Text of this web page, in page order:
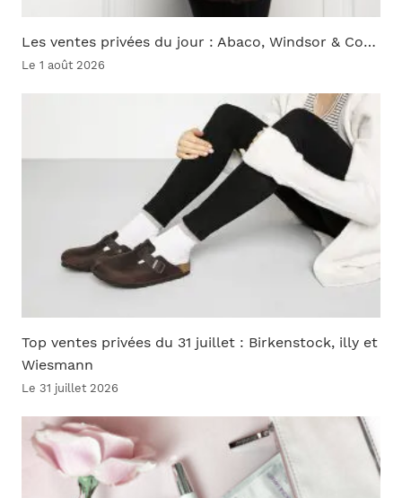
Les ventes privées du jour : Abaco, Windsor & Co…
Le 1 août 2026
Top ventes privées du 31 juillet : Birkenstock, illy et
Wiesmann
Le 31 juillet 2026